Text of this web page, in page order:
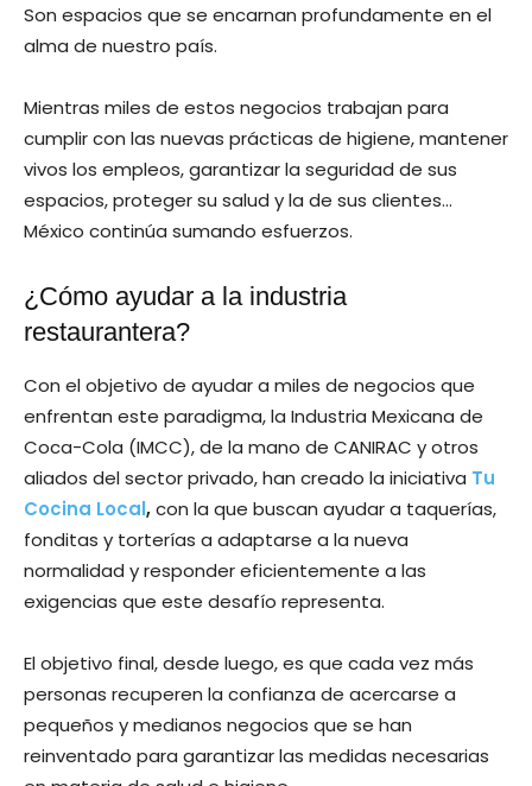
Son espacios que se encarnan profundamente en el
alma de nuestro país.
Mientras miles de estos negocios trabajan para
cumplir con las nuevas prácticas de higiene, mantener
vivos los empleos, garantizar la seguridad de sus
espacios, proteger su salud y la de sus clientes…
México continúa sumando esfuerzos.
¿Cómo ayudar a la industria
restaurantera?
Con el objetivo de ayudar a miles de negocios que
enfrentan este paradigma, la Industria Mexicana de
Coca-Cola (IMCC), de la mano de CANIRAC y otros
aliados del sector privado, han creado la iniciativa Tu
Cocina Local,con la que buscan ayudar a taquerías,
fonditas y torterías a adaptarse a la nueva
normalidad y responder eficientemente a las
exigencias que este desafío representa.
El objetivo final, desde luego, es que cada vez más
personas recuperen la confianza de acercarse a
pequeños y medianos negocios que se han
reinventado para garantizar las medidas necesarias